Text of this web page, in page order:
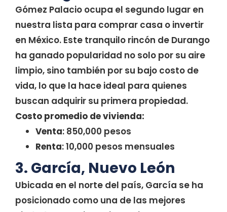
Gómez Palacio ocupa el segundo lugar en
nuestra lista para comprar casa o invertir
en México. Este tranquilo rincón de Durango
ha ganado popularidad no solo por su aire
limpio, sino también por su bajo costo de
vida, lo que la hace ideal para quienes
buscan adquirir su primera propiedad.
Costo promedio de vivienda:
Venta: 850,000 pesos
Renta: 10,000 pesos mensuales
3. García, Nuevo León
Ubicada en el norte del país, García se ha
posicionado como una de las mejores